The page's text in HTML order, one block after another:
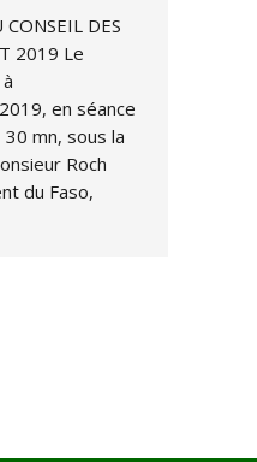
DES
2019 Le
en séance
mn, sous la
Roch
du Faso,